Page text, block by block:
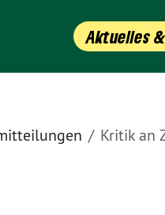
Aktuelles
Kritik an